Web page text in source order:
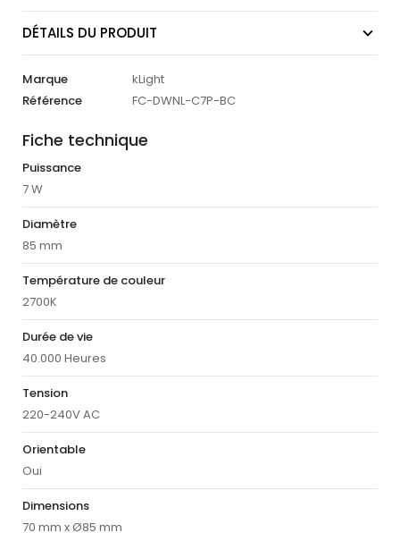
DÉTAILS DU PRODUIT
Marque
kLight
Référence
FC-DWNL-C7P-BC
Fiche technique
Puissance
7 W
Diamètre
85 mm
Température de couleur
2700K
Durée de vie
40.000 Heures
Tension
220-240V AC
Orientable
Oui
Dimensions
70 mm x Ø85 mm